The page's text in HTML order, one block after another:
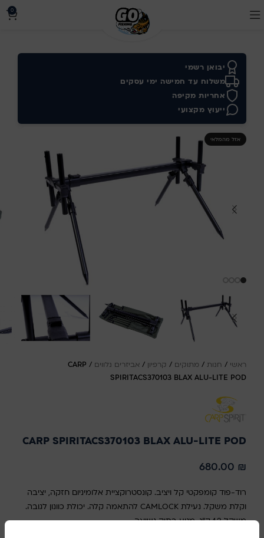
0
יבואן רשמי
משלוח עד חמישה ימי עסקים
אחריות מקיפה
ייעוץ מקצועי
אזל מהמלאי
ראשי / חנות / מתוקים / קרפיון / אביזרים נלווים /
CARP
SPIRITACS370103 BLAX ALU-LITE POD
CARP SPIRITACS370103 BLAX ALU-LITE POD
680.00 ₪
רוד-פוד קומפקטי קל ויציב. קונסטרוקציית אלומיניום חזקה, יציבה
וקלת משקל. נעילת CAMLOCK להתאמה קלה. יכולת כוונון לגובה.
משקל 1.2 ק"ג, מגיע בתיק נשיאה.